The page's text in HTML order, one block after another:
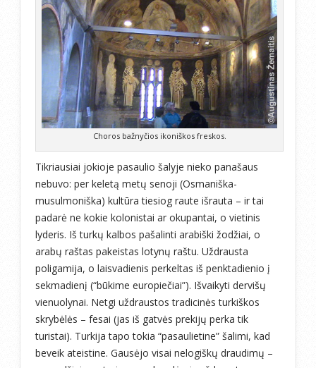
Choros bažnyčios ikoniškos freskos.
Tikriausiai jokioje pasaulio šalyje nieko panašaus
nebuvo: per keletą metų senoji (Osmaniška-
musulmoniška) kultūra tiesiog raute išrauta – ir tai
padarė ne kokie kolonistai ar okupantai, o vietinis
lyderis. Iš turkų kalbos pašalinti arabiški žodžiai, o
arabų raštas pakeistas lotynų raštu. Uždrausta
poligamija, o laisvadienis perkeltas iš penktadienio į
sekmadienį (“būkime europiečiai”). Išvaikyti dervišų
vienuolynai. Netgi uždraustos tradicinės turkiškos
skrybėlės – fesai (jas iš gatvės prekijų perka tik
turistai). Turkija tapo tokia “pasaulietine” šalimi, kad
beveik ateistine. Gausėjo visai nelogiškų draudimų –